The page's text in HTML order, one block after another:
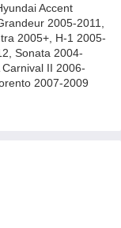
Accent
2005-2011,
2005+, H-1 2005-
Sonata 2004-
II 2006-
2007-2009